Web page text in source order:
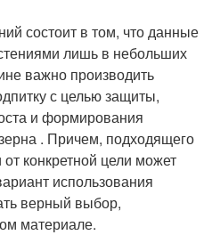
состоит в том, что данные
лишь в небольших
важно производить
с целью защиты,
и формирования
. Причем, подходящего
конкретной цели может
использования
верный выбор,
материале.